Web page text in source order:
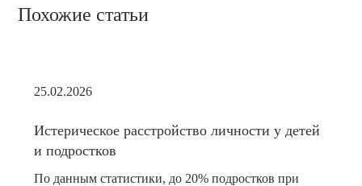
Похожие статьи
25.02.2026
Истерическое расстройство личности у детей
и подростков
По данным статистики, до 20% подростков при